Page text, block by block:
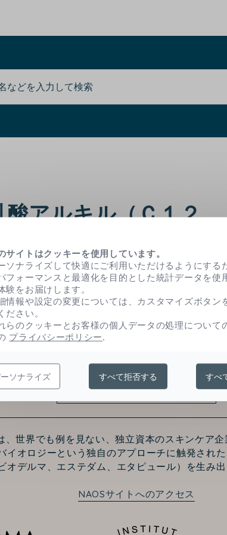
酸アルキル（Ｃ１２
）エステルは角質溶解剤です。古い角質の
お問い合わせ
、世界でも例を見ない、独立資本のスキンケア企
イオロジーという独自のアプローチに触発され
ビオデルマ、エステダム、エタピュール）を生み出
NAOSサイトへのアクセス
サイトはクッキーを使用しています。
ソナライズして快適にご利用いただけるようにする
フォーマンスと最適化を目的とした統計データを使
験をお届けします。
情報や設定の変更については、カスタマイズボタン
ださい。
らのクッキーとお客様の個人データの処理について
プライバシーポリシー.
ソナライズ すべて拒否する すべ